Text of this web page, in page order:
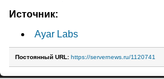
Источник:
Ayar Labs
Постоянный URL: https://servernews.ru/1120741